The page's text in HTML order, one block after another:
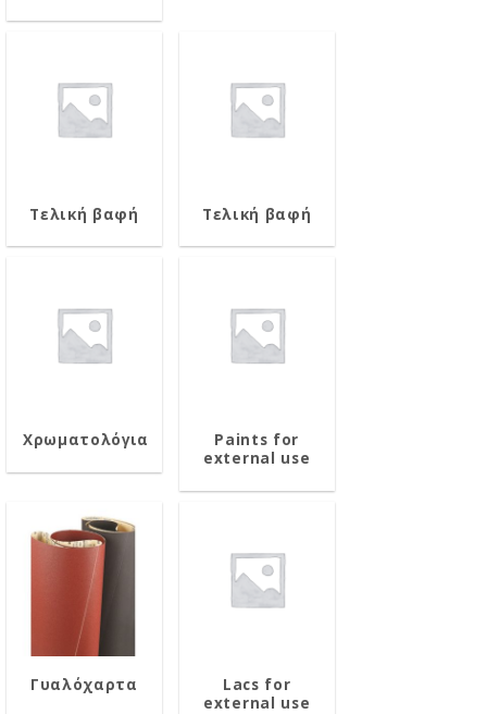
Τελική βαφή Τελική βαφή
Χρωματολόγια
Paints for
external use
Γυαλόχαρτα
Lacs for
external use